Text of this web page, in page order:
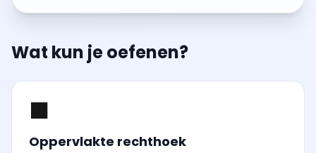
Wat kun je oefenen?
⬛
Oppervlakte rechthoek